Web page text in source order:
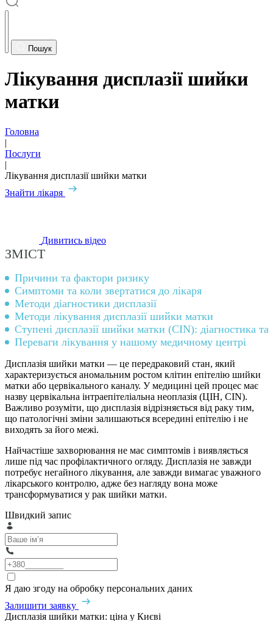
Пошук
Лікування дисплазії шийки
матки
Головна
|
Послуги
|
Лікування дисплазії шийки матки
Знайти лікаря
Дивитись відео
ЗМІСТ
Причини та фактори ризику
Симптоми та коли звертатися до лікаря
Методи діагностики дисплазії
Методи лікування дисплазії шийки матки
Ступені дисплазії шийки матки (CIN): діагностика та
Переваги лікування у нашому медичному центрі
Дисплазія шийки матки — це передраковий стан, який
характеризується аномальним ростом клітин епітелію шийки
матки або цервікального каналу. У медицині цей процес має
назву цервікальна інтраепітеліальна неоплазія (ЦІН, CIN).
Важливо розуміти, що дисплазія відрізняється від раку тим,
що патологічні зміни залишаються всередині епітелію і не
виходять за його межі.
Найчастіше захворювання не має симптомів і виявляється
лише під час профілактичного огляду. Дисплазія не завжди
потребує негайного лікування, але завжди вимагає уважного
лікарського контролю, адже без нагляду вона може
трансформуватися у рак шийки матки.
Швидкий запис
Я даю згоду на обробку персональних даних
Залишити заявку
Дисплазія шийки матки: ціна у Києві